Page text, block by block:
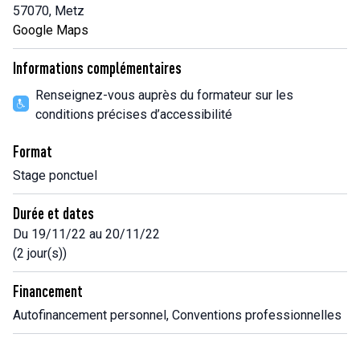
57070, Metz
Google Maps
Informations complémentaires
Renseignez-vous auprès du formateur sur les
conditions précises d’accessibilité
Format
Stage ponctuel
Durée et dates
Du 19/11/22 au 20/11/22
(2 jour(s))
Financement
Autofinancement personnel, Conventions professionnelles